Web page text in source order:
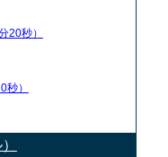
20秒）
秒）